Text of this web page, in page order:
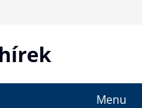
Menu